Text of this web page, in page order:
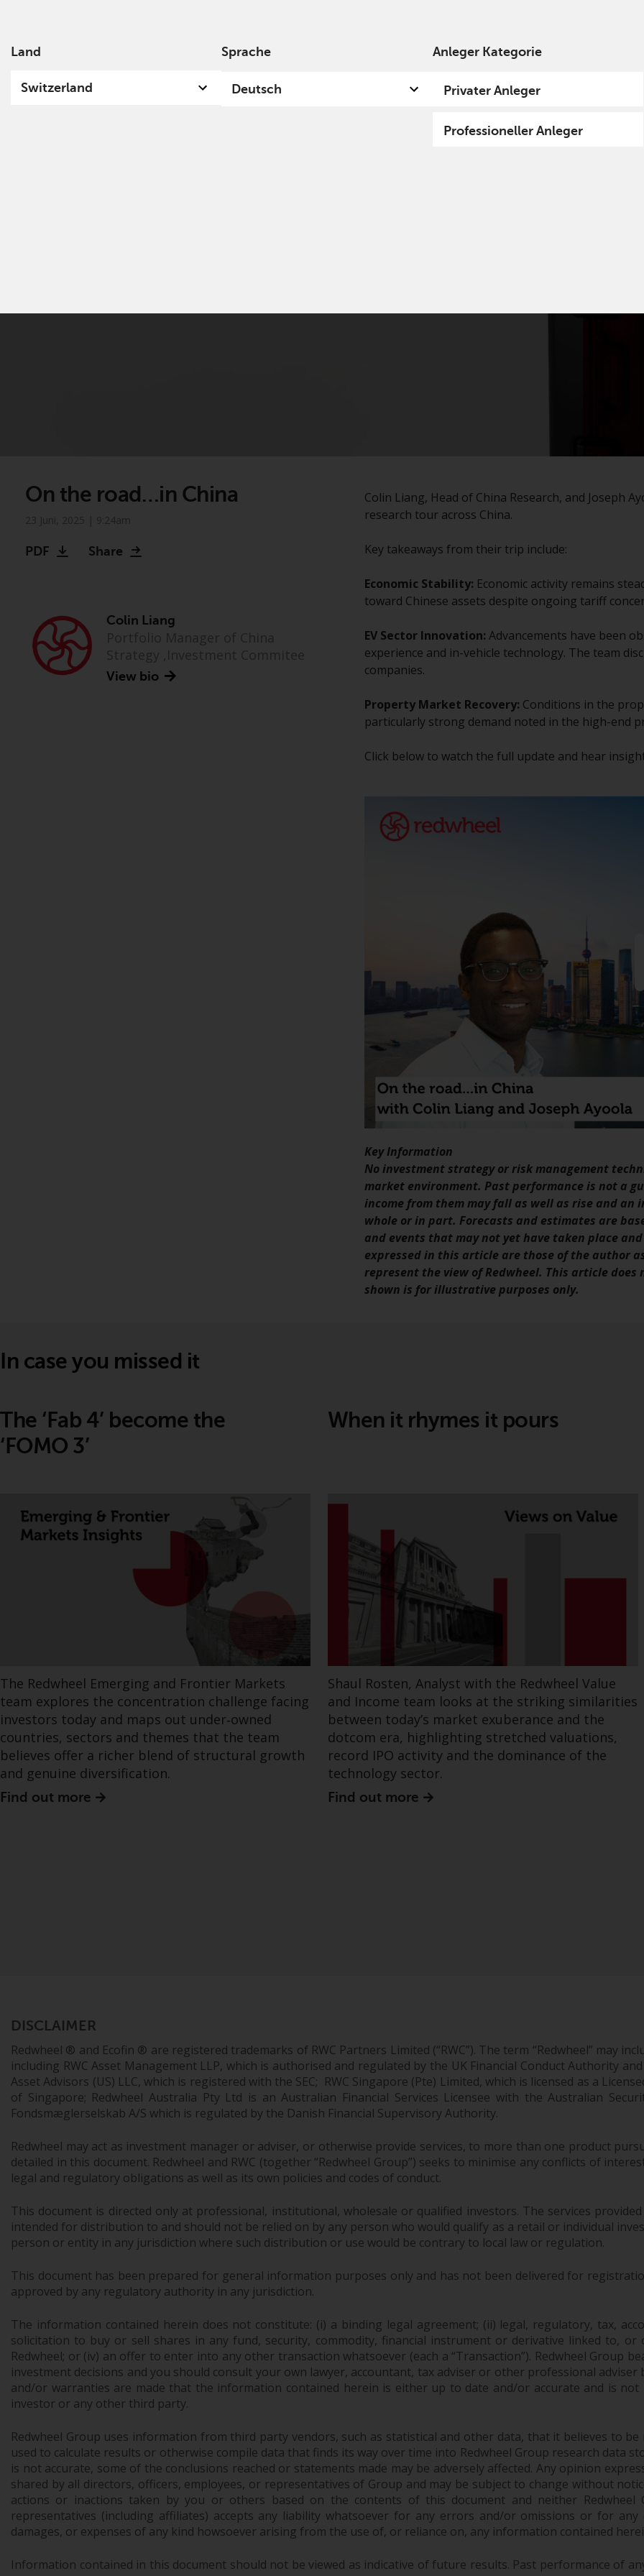
Land
Switzerland
Sprache
Deutsch
Anleger Kategorie
Privater Anleger
Professioneller Anleger
On the road…in China
PDF Share
Colin Liang
View bio
Colin Liang, Head of China Research, and Joseph
research tour across China.
Key takeaways from their trip include:
Economic Stability: Economic activity remains
toward Chinese assets despite ongoing tariff
EV Sector Innovation: Advancements have been
experience and in-vehicle technology. The team
companies.
Property Market Recovery: Conditions in the
particularly strong demand noted in the high-end
Click below to watch the full update and hear
Key Information
No investment strategy or risk management
market environment. Past performance is not a
income from them may fall as well as rise and
whole or in part. Forecasts and estimates are
and events that may not yet have taken place
expressed in this article are those of the author
represent the view of Redwheel. This article
shown is for illustrative purposes only.
In case you missed it
The ‘Fab 4’ become the
‘FOMO 3’
The Redwheel Emerging and Frontier Markets
team explores the concentration challenge facing
investors today and maps out under‑owned
countries, sectors and themes that the team
believes offer a richer blend of structural growth
and genuine diversification.
Find out more
When it rhymes it pours
Shaul Rosten, Analyst with the Redwheel Value
and Income team looks at the striking similarities
between today’s market exuberance and the
dotcom era, highlighting stretched valuations,
record IPO activity and the dominance of the
technology sector.
Find out more
DISCLAIMER
Redwheel ® and Ecofin ® are registered trademarks of RWC Partners Limited (“RWC”). The term “Redwheel” may
including RWC Asset Management LLP, which is authorised and regulated by the UK Financial Conduct Authority and
Asset Advisors (US) LLC, which is registered with the SEC; RWC Singapore (Pte) Limited, which is licensed as a
of Singapore; Redwheel Australia Pty Ltd is an Australian Financial Services Licensee with the Australian
Fondsmæglerselskab A/S which is regulated by the Danish Financial Supervisory Authority.
Redwheel may act as investment manager or adviser, or otherwise provide services, to more than one product
detailed in this document. Redwheel and RWC (together “Redwheel Group”) seeks to minimise any conflicts of
legal and regulatory obligations as well as its own policies and codes of conduct.
This document is directed only at professional, institutional, wholesale or qualified investors. The services
intended for distribution to and should not be relied on by any person who would qualify as a retail or individual
person or entity in any jurisdiction where such distribution or use would be contrary to local law or regulation.
This document has been prepared for general information purposes only and has not been delivered for
approved by any regulatory authority in any jurisdiction.
The information contained herein does not constitute: (i) a binding legal agreement; (ii) legal, regulatory, tax,
solicitation to buy or sell shares in any fund, security, commodity, financial instrument or derivative linked to,
Redwheel; or (iv) an offer to enter into any other transaction whatsoever (each a “Transaction”). Redwheel Group
investment decisions and you should consult your own lawyer, accountant, tax adviser or other professional
and/or warranties are made that the information contained herein is either up to date and/or accurate and is
investor or any other third party.
Redwheel Group uses information from third party vendors, such as statistical and other data, that it believes to
used to calculate results or otherwise compile data that finds its way over time into Redwheel Group research data
is not accurate, some of the conclusions reached or statements made may be adversely affected. Any opinion
shared by all directors, officers, employees, or representatives of Group and may be subject to change without
actions or inactions taken by you or others based on the contents of this document and neither
representatives (including affiliates) accepts any liability whatsoever for any errors and/or omissions or for any
damages, or expenses of any kind howsoever arising from the use of, or reliance on, any information contained
Information contained in this document should not be viewed as indicative of future results. Past performance of